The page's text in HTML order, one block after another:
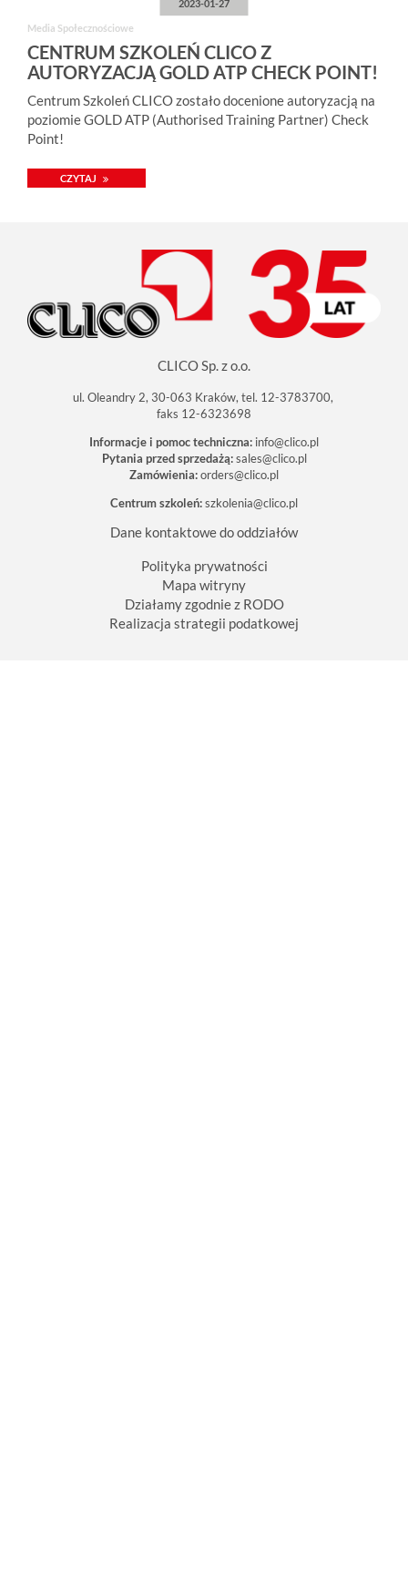
2023-01-27
Media Społecznościowe
CENTRUM SZKOLEŃ CLICO Z
AUTORYZACJĄ GOLD ATP CHECK POINT!
Centrum Szkoleń CLICO zostało docenione autoryzacją na
poziomie GOLD ATP (Authorised Training Partner) Check
Point!
CZYTAJ
CLICO Sp. z o.o.
ul. Oleandry 2, 30-063 Kraków, tel. 12-3783700,
faks 12-6323698
Informacje i pomoc techniczna: info@clico.pl
Pytania przed sprzedażą: sales@clico.pl
Zamówienia:orders@clico.pl
Centrum szkoleń:szkolenia@clico.pl
Dane kontaktowe do oddziałów
Polityka prywatności
Mapa witryny
Działamy zgodnie z RODO
Realizacja strategii podatkowej